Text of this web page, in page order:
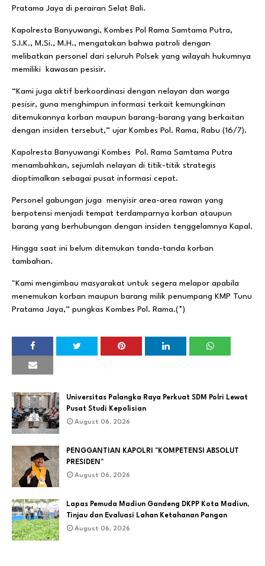
Pratama Jaya di perairan Selat Bali.
Kapolresta Banyuwangi, Kombes Pol Rama Samtama Putra,
S.I.K., M.Si., M.H., mengatakan bahwa patroli dengan
melibatkan personel dari seluruh Polsek yang wilayah hukumnya
memiliki kawasan pesisir.
“Kami juga aktif berkoordinasi dengan nelayan dan warga
pesisir, guna menghimpun informasi terkait kemungkinan
ditemukannya korban maupun barang-barang yang berkaitan
dengan insiden tersebut,” ujar Kombes Pol. Rama, Rabu (16/7).
Kapolresta Banyuwangi Kombes Pol. Rama Samtama Putra
menambahkan, sejumlah nelayan di titik-titik strategis
dioptimalkan sebagai pusat informasi cepat.
Personel gabungan juga menyisir area-area rawan yang
berpotensi menjadi tempat terdamparnya korban ataupun
barang yang berhubungan dengan insiden tenggelamnya Kapal.
Hingga saat ini belum ditemukan tanda-tanda korban
tambahan.
"Kami mengimbau masyarakat untuk segera melapor apabila
menemukan korban maupun barang milik penumpang KMP Tunu
Pratama Jaya,” pungkas Kombes Pol. Rama.(*)
Universitas Palangka Raya Perkuat SDM Polri Lewat
Pusat Studi Kepolisian
August 06, 2026
PENGGANTIAN KAPOLRI "KOMPETENSI ABSOLUT
PRESIDEN"
August 06, 2026
Lapas Pemuda Madiun Gandeng DKPP Kota Madiun,
Tinjau dan Evaluasi Lahan Ketahanan Pangan
August 06, 2026